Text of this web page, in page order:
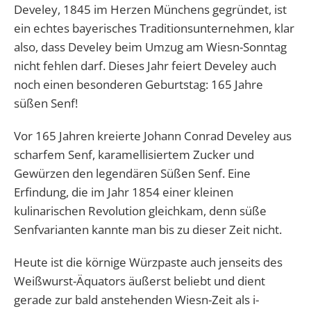
Develey, 1845 im Herzen Münchens gegründet, ist
ein echtes bayerisches Traditionsunternehmen, klar
also, dass Develey beim Umzug am Wiesn-Sonntag
nicht fehlen darf. Dieses Jahr feiert Develey auch
noch einen besonderen Geburtstag: 165 Jahre
süßen Senf!
Vor 165 Jahren kreierte Johann Conrad Develey aus
scharfem Senf, karamellisiertem Zucker und
Gewürzen den legendären Süßen Senf. Eine
Erfindung, die im Jahr 1854 einer kleinen
kulinarischen Revolution gleichkam, denn süße
Senfvarianten kannte man bis zu dieser Zeit nicht.
Heute ist die körnige Würzpaste auch jenseits des
Weißwurst-Äquators äußerst beliebt und dient
gerade zur bald anstehenden Wiesn-Zeit als i-